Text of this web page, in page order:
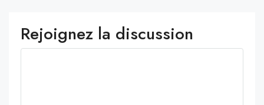
Rejoignez la discussion